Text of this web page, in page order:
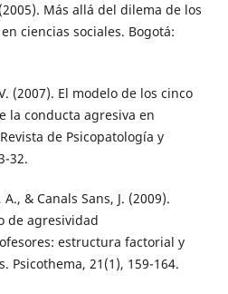
Más allá del dilema de los
ciencias sociales. Bogotá:
(2007). El modelo de los cinco
la conducta agresiva en
de Psicopatología y
32.
& Canals Sans, J. (2009).
de agresividad
estructura factorial y
Psicothema, 21(1), 159-164.